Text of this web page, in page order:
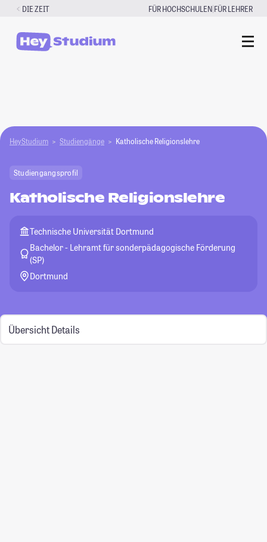
Zum
springen
DIE ZEIT FÜR HOCHSCHULEN|FÜR LEHRER
HeyStudium Studiengänge Katholische Religionslehre
Studiengangsprofil
Katholische Religionslehre
Technische Universität Dortmund
Bachelor - Lehramt für sonderpädagogische Förderung
(SP)
Dortmund
Übersicht Details